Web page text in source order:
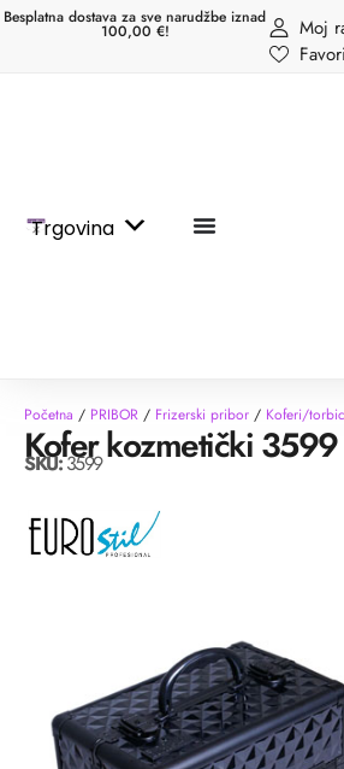
Besplatna dostava za sve narudžbe iznad
100,00 €!
Moj
Trgovina
Početna / PRIBOR / Frizerski pribor / Koferi/
Kofer kozmetički 3599
SKU:3599